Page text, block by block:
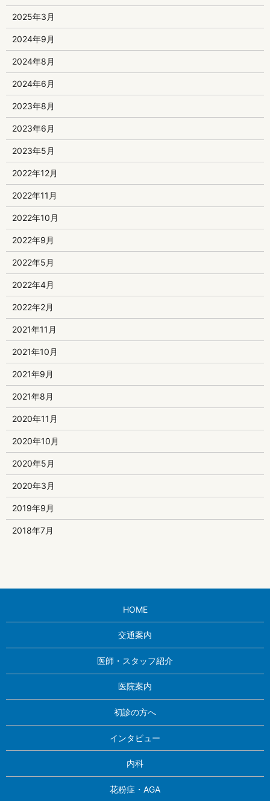
2025年3月
2024年9月
2024年8月
2024年6月
2023年8月
2023年6月
2023年5月
2022年12月
2022年11月
2022年10月
2022年9月
2022年5月
2022年4月
2022年2月
2021年11月
2021年10月
2021年9月
2021年8月
2020年11月
2020年10月
2020年5月
2020年3月
2019年9月
2018年7月
HOME
交通案内
医師・スタッフ紹介
医院案内
初診の方へ
インタビュー
内科
花粉症・AGA